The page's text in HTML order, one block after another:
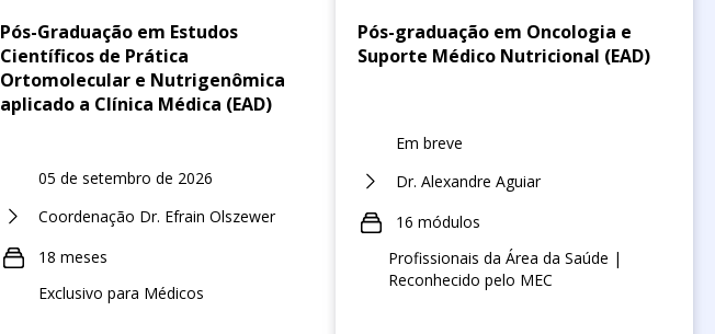
Pós-Graduação em Estudos
Científicos de Prática
Ortomolecular e Nutrigenômica
aplicado a Clínica Médica (EAD)
05 de setembro de 2026
Coordenação Dr. Efrain Olszewer
18 meses
Exclusivo para Médicos
Pós-graduação em Oncologia e
Suporte Médico Nutricional (EAD)
Em breve
Dr. Alexandre Aguiar
16 módulos
Profissionais da Área da Saúde |
Reconhecido pelo MEC